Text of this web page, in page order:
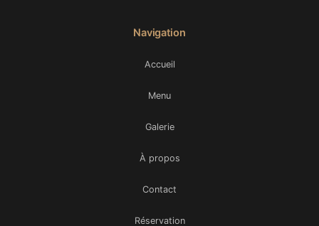
Navigation
Accueil
Menu
Galerie
À propos
Contact
Réservation